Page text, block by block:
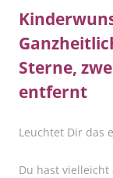
Sterne,
entfernt
Leuchtet Dir das
Du hast vielleicht